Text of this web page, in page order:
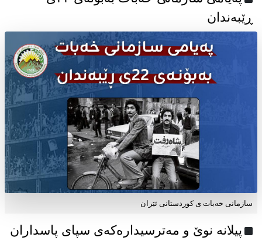
ڕێبەندان
سازمانی خەبات ی كوردستانی ئێران
پیلانە نوێ و مەترسیدارەکەی سپای پاسداران